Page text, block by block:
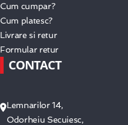
Cum cumpar?
Cum platesc?
Livrare si retur
Formular retur
CONTACT
Lemnarilor 14,
Odorheiu Secuiesc,